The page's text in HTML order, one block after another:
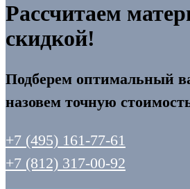
Рассчитаем
скидкой!
Подберем оптимальный
назовем точную
+7 (495) 161-77-61
+7 (812) 317-00-92